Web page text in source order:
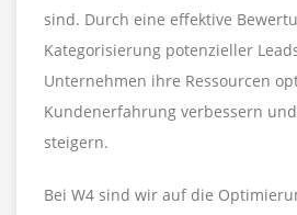
sind. Durch eine effektive
Kategorisierung potenzieller
Unternehmen ihre Ressourcen
Kundenerfahrung verbessern
steigern.
Bei W4 sind wir auf die